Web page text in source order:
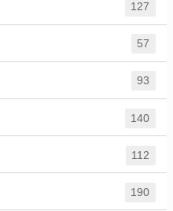
127
57
93
140
112
190